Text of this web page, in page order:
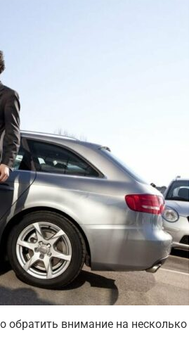
внимание на несколько